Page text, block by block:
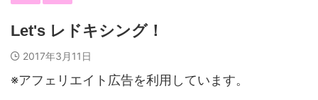
Let's レドキシング！
2017年3月11日
※アフェリエイト広告を利用しています。